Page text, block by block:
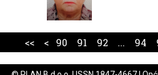
<< < 90 91 92 ... 94